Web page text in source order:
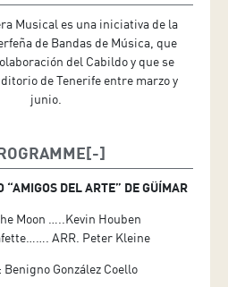
Musical es una iniciativa de la
de Bandas de Música, que
del Cabildo y que se
de Tenerife entre marzo y
junio.
“AMIGOS DEL ARTE” DE GÜÍMAR
Moon …..Kevin Houben
ARR. Peter Kleine
González Coello